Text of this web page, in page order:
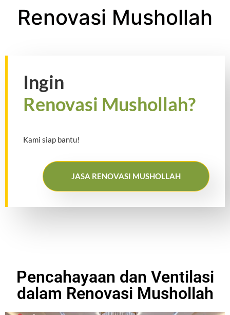
Renovasi Mushollah
Ingin
Renovasi Mushollah?
Kami siap bantu!
JASA RENOVASI MUSHOLLAH
Pencahayaan dan Ventilasi
dalam Renovasi Mushollah